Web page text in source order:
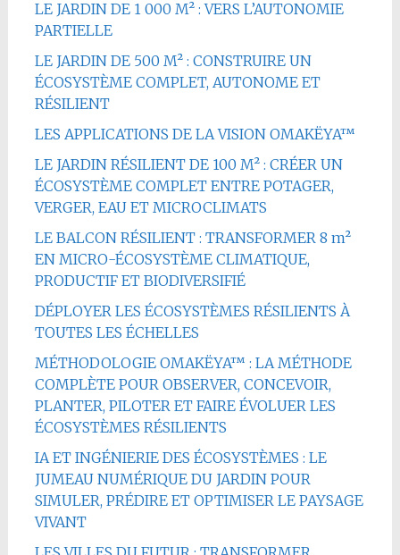
LE JARDIN DE 1 000 M² : VERS L’AUTONOMIE
PARTIELLE
LE JARDIN DE 500 M² : CONSTRUIRE UN
ÉCOSYSTÈME COMPLET, AUTONOME ET
RÉSILIENT
LES APPLICATIONS DE LA VISION OMAKËYA™
LE JARDIN RÉSILIENT DE 100 M² : CRÉER UN
ÉCOSYSTÈME COMPLET ENTRE POTAGER,
VERGER, EAU ET MICROCLIMATS
LE BALCON RÉSILIENT : TRANSFORMER 8 m²
EN MICRO-ÉCOSYSTÈME CLIMATIQUE,
PRODUCTIF ET BIODIVERSIFIÉ
DÉPLOYER LES ÉCOSYSTÈMES RÉSILIENTS À
TOUTES LES ÉCHELLES
MÉTHODOLOGIE OMAKËYA™ : LA MÉTHODE
COMPLÈTE POUR OBSERVER, CONCEVOIR,
PLANTER, PILOTER ET FAIRE ÉVOLUER LES
ÉCOSYSTÈMES RÉSILIENTS
IA ET INGÉNIERIE DES ÉCOSYSTÈMES : LE
JUMEAU NUMÉRIQUE DU JARDIN POUR
SIMULER, PRÉDIRE ET OPTIMISER LE PAYSAGE
VIVANT